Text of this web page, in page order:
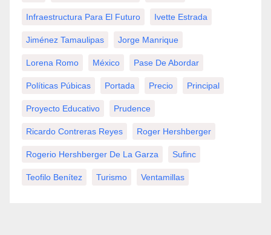
Infraestructura Para El Futuro Ivette Estrada
Jiménez Tamaulipas Jorge Manrique
Lorena Romo México Pase De Abordar
Políticas Púbicas Portada Precio Principal
Proyecto Educativo Prudence
Ricardo Contreras Reyes Roger Hershberger
Rogerio Hershberger De La Garza Sufinc
Teofilo Benítez Turismo Ventamillas